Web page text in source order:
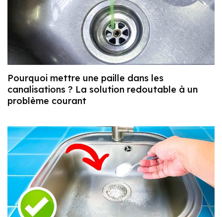
Pourquoi mettre une paille dans les
canalisations ? La solution redoutable à un
problème courant